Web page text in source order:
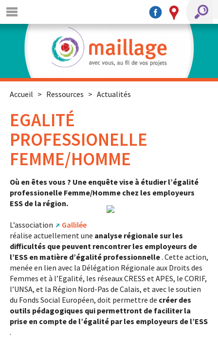
Accueil > Ressources > Actualités
EGALITÉ
PROFESSIONELLE
FEMME/HOMME
Où en êtes vous ? Une enquête vise à étudier l’égalité
professionelle Femme/Homme chez les employeurs
ESS de la région.
L’association
Gallilée
réalise actuellement une analyse régionale sur les
difficultés que peuvent rencontrer les employeurs de
l’ESS en matière d’égalité professionnelle. Cette action,
menée en lien avec la Délégation Régionale aux Droits des
Femmes et à l’Egalité, les réseaux CRESS et APES, le CORIF,
l’UNSA, et la Région Nord-Pas de Calais, et avec le soutien
du Fonds Social Européen, doit permettre de créer des
outils pédagogiques qui permettront de faciliter la
prise en compte de l’égalité par les employeurs de l’ESS
.